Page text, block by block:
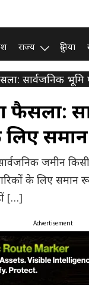
राज्य दुनिया
सार्वजनिक
फैसला:
लिए
सार्वजनिक जमीन
के लिए समान
[…]
Advertisement